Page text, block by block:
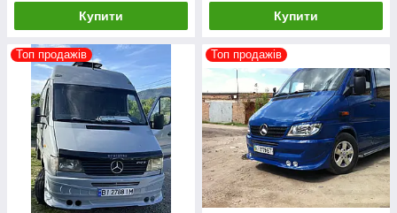
Купити Купити
Топ продажів Топ продажів